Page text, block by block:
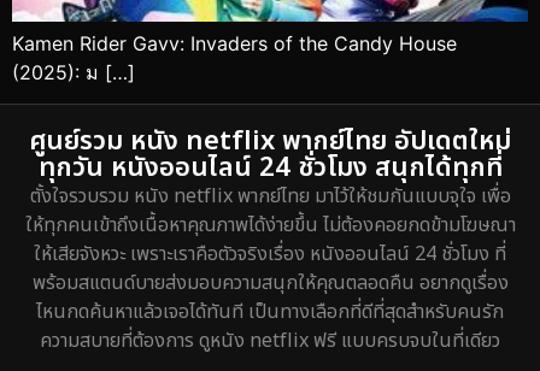
Kamen Rider Gavv: Invaders of the Candy House
(2025): ม […]
ศูนย์รวม หนัง netflix พากย์ไทย อัปเดตใหม่
ทุกวัน หนังออนไลน์ 24 ชั่วโมง สนุกได้ทุกที่
ตั้งใจรวบรวม หนัง netflix พากย์ไทย มาไว้ให้ชมกันแบบจุใจ เพื่อ
ให้ทุกคนเข้าถึงเนื้อหาคุณภาพได้ง่ายขึ้น ไม่ต้องคอยกดข้ามโฆษณา
ให้เสียจังหวะ เพราะเราคือตัวจริงเรื่อง หนังออนไลน์ 24 ชั่วโมง ที่
พร้อมสแตนด์บายส่งมอบความสนุกให้คุณตลอดคืน อยากดูเรื่อง
ไหนกดค้นหาแล้วเจอได้ทันที เป็นทางเลือกที่ดีที่สุดสำหรับคนรัก
ความสบายที่ต้องการ ดูหนัง netflix ฟรี แบบครบจบในที่เดียว